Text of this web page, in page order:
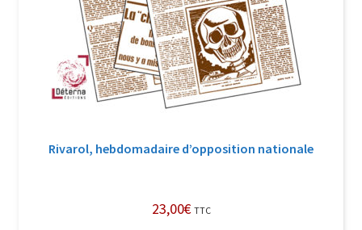
Rivarol, hebdomadaire d’opposition nationale
23,00€ TTC